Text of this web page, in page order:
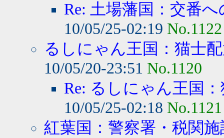
Re: 土場藩国：交番
10/05/25-02:19 No.1122
るしにゃん王国：猫士
10/05/20-23:51 No.1120
Re: るしにゃん王国
10/05/25-02:18 No.1121
紅葉国：警察署・税関